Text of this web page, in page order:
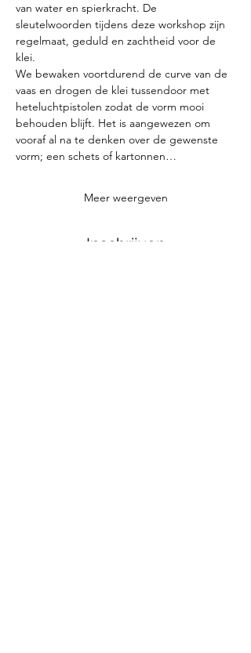
van water en spierkracht. De
sleutelwoorden tijdens deze workshop zijn
regelmaat, geduld en zachtheid voor de
klei.
We bewaken voortdurend de curve van de
vaas en drogen de klei tussendoor met
heteluchtpistolen zodat de vorm mooi
behouden blijft. Het is aangewezen om
vooraf al na te denken over de gewenste
vorm; een schets of kartonnen…
Meer weergeven
Inschrijven